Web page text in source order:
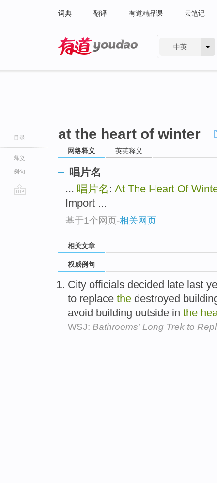
词典 翻译 有道精品课 云笔记
中英
目录
释义
例句
at the heart of winter
网络释义 英英释义
唱片名
... 唱片名 : At The Heart Of
Import ...
基于1个网页-相关网页
相关文章
权威例句
City officials decided late last
to replace the destroyed
avoid building outside in the
WSJ: Bathrooms' Long Trek to